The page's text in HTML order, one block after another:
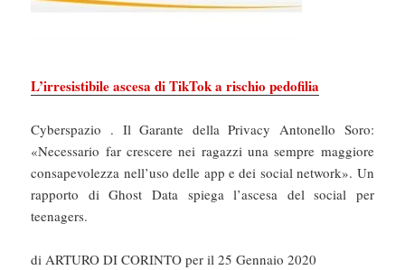
L’irresistibile ascesa di TikTok a rischio pedofilia
Cyberspazio . Il Garante della Privacy Antonello Soro:
«Necessario far crescere nei ragazzi una sempre maggiore
consapevolezza nell’uso delle app e dei social network». Un
rapporto di Ghost Data spiega l’ascesa del social per
teenagers.
di ARTURO DI CORINTO per il 25 Gennaio 2020